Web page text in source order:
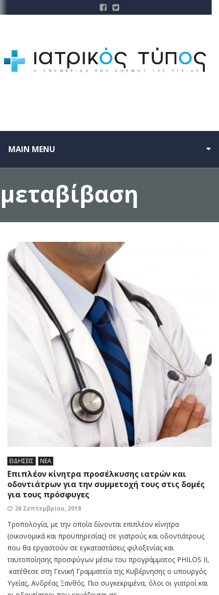
MAIN MENU
μεταβίβαση
ΕΙΔΗΣΕΙΣ ΝΕΑ
Επιπλέον κίνητρα προσέλκυσης ιατρών και
οδοντιάτρων για την συμμετοχή τους στις δομές
για τους πρόσφυγες
26 Σεπτεμβρίου, 2018
Τροπολογία, με την οποία δίνονται επιπλέον κίνητρα
(οικονομικά και προϋπηρεσίας) σε γιατρούς και οδοντιάτρους
που θα εργαστούν σε εγκαταστάσεις φιλοξενίας και
ταυτοποίησης προσφύγων μέσω του προγράμματος PHILOS II,
κατέθεσε στη Γενική Γραμματεία της Κυβέρνησης ο υπουργός
Υγείας, Ανδρέας Ξανθός. Πιο συγκεκριμένα, όλοι οι γιατροί και